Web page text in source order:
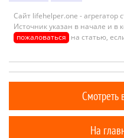
Сайт lifehelper.one - агрегатор
Источник указан в начале и в
пожаловаться на статью,
Смотреть
На